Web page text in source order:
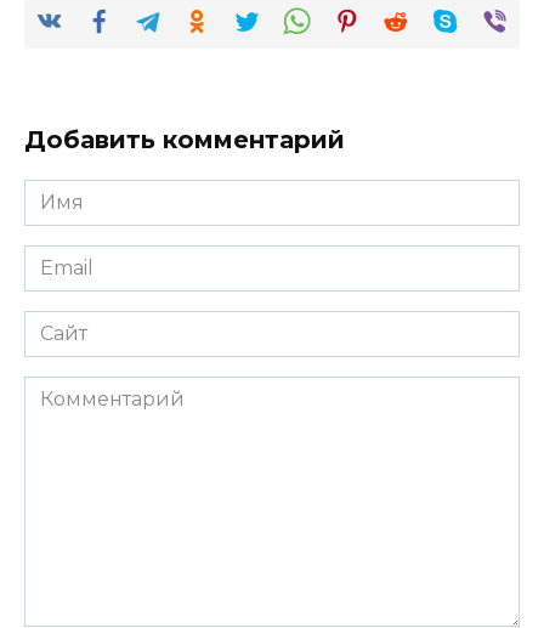
Добавить комментарий
Имя
*
Email
*
Сайт
Комментарий